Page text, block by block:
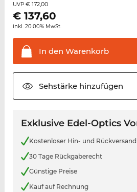
UVP € 172,00
€ 137,60
inkl. 20.00% MwSt.
In den Warenkorb
Sehstärkehinzufügen
Exklusive Edel-Optics
Kostenloser Hin- und Rückversand
30 Tage Rückgaberecht
Günstige Preise
Kauf auf Rechnung